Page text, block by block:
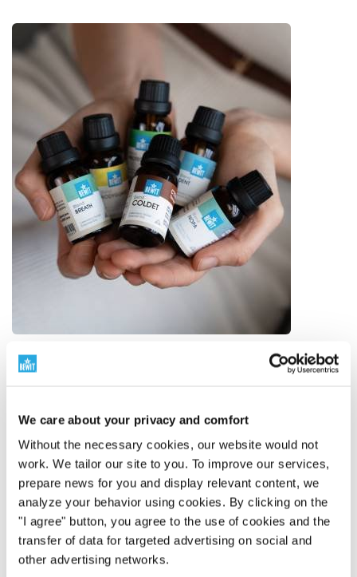
We care about your privacy and comfort
Without the necessary cookies, our website would not
work. We tailor our site to you. To improve our services,
prepare news for you and display relevant content, we
analyze your behavior using cookies. By clicking on the
"I agree" button, you agree to the use of cookies and the
transfer of data for targeted advertising on social and
other advertising networks.
Il numero uno al mondo nelle miscele di oli
250 miscele d'autore
BEWIT ha creato 250 miscele d'autore di oli essenziali,
da semplici composizioni a miscele complesse ispirate
all'aromaterapia, alla tradizione e alle conoscenze
moderne.
Non si tratta solo di quantità. Si tratta di profondità,
sviluppo proprio e un ecosistema di fragranze ben
pensato per la vita di tutti i giorni.